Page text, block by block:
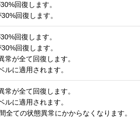
回復します。
回復します。
回復します。
回復します。
常が全て回復します。
ルに適用されます。
常が全て回復します。
ルに適用されます。
全ての状態異常にかからなくなります。